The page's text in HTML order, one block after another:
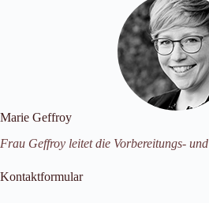
Marie Geffroy
Frau Geffroy leitet die Vorbereitungs-
Kontaktformular